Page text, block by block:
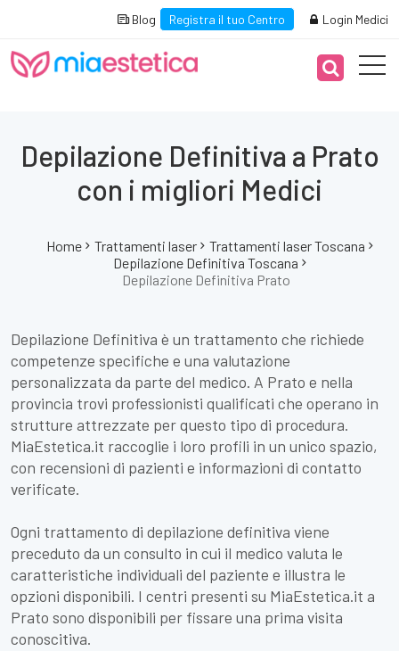
Blog Registra il tuo Centro Login Medici
Depilazione Definitiva a Prato
con i migliori Medici
Home Trattamenti laser
Trattamenti laser Toscana
Depilazione Definitiva Toscana
Depilazione Definitiva Prato
Depilazione Definitiva è un trattamento che richiede
competenze specifiche e una valutazione
personalizzata da parte del medico. A Prato e nella
provincia trovi professionisti qualificati che operano in
strutture attrezzate per questo tipo di procedura.
MiaEstetica.it raccoglie i loro profili in un unico spazio,
con recensioni di pazienti e informazioni di contatto
verificate.
Ogni trattamento di depilazione definitiva viene
preceduto da un consulto in cui il medico valuta le
caratteristiche individuali del paziente e illustra le
opzioni disponibili. I centri presenti su MiaEstetica.it a
Prato sono disponibili per fissare una prima visita
conoscitiva.